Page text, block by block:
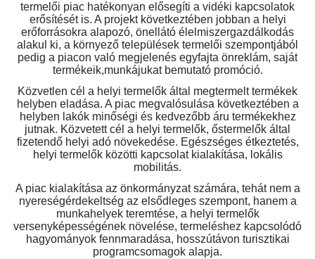
termelői piac hatékonyan elősegíti a vidéki kapcsolatok
erősítését is. A projekt következtében jobban a helyi
erőforrásokra alapozó, önellátó élelmiszergazdálkodás
alakul ki, a környező települések termelői szempontjából
pedig a piacon való megjelenés egyfajta önreklám, saját
termékeik,munkájukat bemutató promóció.
Közvetlen cél a helyi termelők által megtermelt termékek
helyben eladása. A piac megvalósulása következtében a
helyben lakók minőségi és kedvezőbb áru termékekhez
jutnak. Közvetett cél a helyi termelők, őstermelők által
fizetendő helyi adó növekedése. Egészséges étkeztetés,
helyi termelők közötti kapcsolat kialakítása, lokális
mobilitás.
A piac kialakítása az önkormányzat számára, tehát nem a
nyereségérdekeltség az elsődleges szempont, hanem a
munkahelyek teremtése, a helyi termelők
versenyképességének növelése, termeléshez kapcsolódó
hagyományok fennmaradása, hosszútávon turisztikai
programcsomagok alapja.